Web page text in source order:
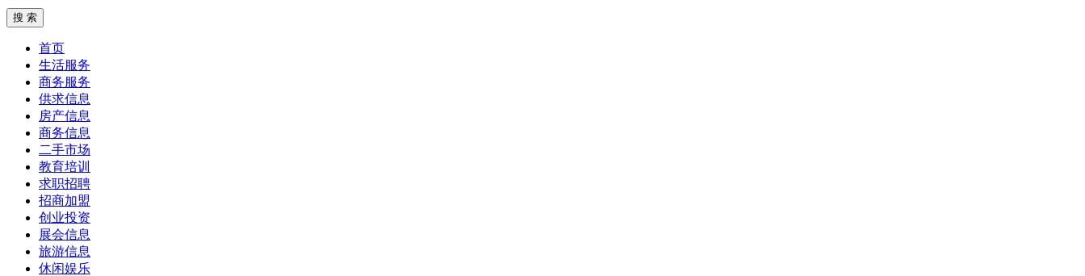
首页
生活服务
商务服务
供求信息
房产信息
商务信息
二手市场
教育培训
求职招聘
招商加盟
创业投资
展会信息
旅游信息
休闲娱乐